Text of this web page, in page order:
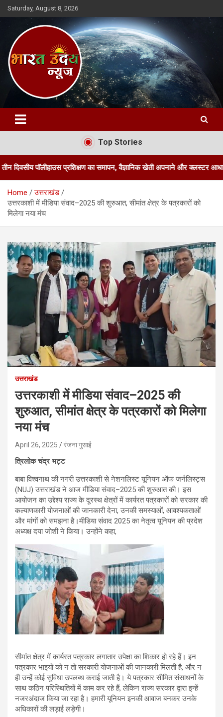
Skip
to
Saturday, August 8, 2026
Bharat Uday News
Top Stories
प्रशिक्षण का समापन, वैज्ञानिक खेती अपनाने और क्लस्टर आधारित पॉलीहाउस के
Home
उत्तराखंड
उत्तरकाशी में मीडिया संवाद–2025 की शुरुआत, सीमांत क्षेत्र के पत्रकारों को
मिलेगा नया मंच
उत्तराखंड
उत्तरकाशी में मीडिया संवाद–2025 की
शुरुआत, सीमांत क्षेत्र के पत्रकारों को मिलेगा
नया मंच
April 26, 2025 रंजना गुसाई
त्रिलोक चंद्र भट्ट
बाबा विश्वनाथ की नगरी उत्तरकाशी से नेशनलिस्ट यूनियन ऑफ जर्नलिस्ट्स
(NUJ) उत्तराखंड ने आज मीडिया संवाद–2025 की शुरुआत की। इस
आयोजन का उद्देश्य राज्य के दूरस्थ क्षेत्रों में कार्यरत पत्रकारों को सरकार की
कल्याणकारी योजनाओं की जानकारी देना, उनकी समस्याओं, आवश्यकताओं
और मांगों को समझना है।मीडिया संवाद 2025 का नेतृत्व यूनियन की प्रदेश
अध्यक्ष दया जोशी ने किया। उन्होंने कहा,
सीमांत क्षेत्र में कार्यरत पत्रकार लगातार उपेक्षा का शिकार हो रहे हैं। इन
पत्रकार भाइयों को न तो सरकारी योजनाओं की जानकारी मिलती है, और न
ही उन्हें कोई सुविधा उपलब्ध कराई जाती है। ये पत्रकार सीमित संसाधनों के
साथ कठिन परिस्थितियों में काम कर रहे हैं, लेकिन राज्य सरकार द्वारा इन्हें
नजरअंदाज किया जा रहा है। हमारी यूनियन इनकी आवाज बनकर उनके
अधिकारों की लड़ाई लड़ेगी।